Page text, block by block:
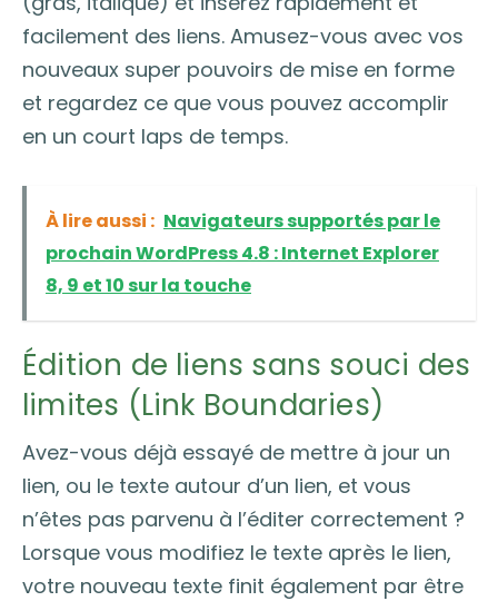
facilement des liens. Amusez-vous avec vos
nouveaux super pouvoirs de mise en forme
et regardez ce que vous pouvez accomplir
en un court laps de temps.
À lire aussi : Navigateurs supportés par le
prochain WordPress 4.8 : Internet Explorer
8, 9 et 10 sur la touche
Édition de liens sans souci des
limites (Link Boundaries)
Avez-vous déjà essayé de mettre à jour un
lien, ou le texte autour d’un lien, et vous
n’êtes pas parvenu à l’éditer correctement ?
Lorsque vous modifiez le texte après le lien,
votre nouveau texte finit également par être